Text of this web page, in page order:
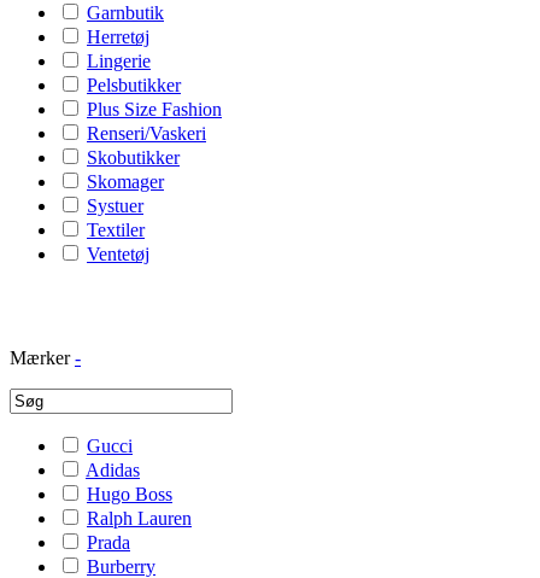
Garnbutik
Herretøj
Lingerie
Pelsbutikker
Plus Size Fashion
Renseri/Vaskeri
Skobutikker
Skomager
Systuer
Textiler
Ventetøj
Mærker -
Gucci
Adidas
Hugo Boss
Ralph Lauren
Prada
Burberry